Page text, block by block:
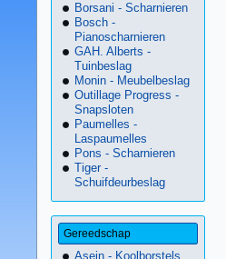
Borsani - Scharnieren
Bosch -
Pianoscharnieren
GAH. Alberts -
Tuinbeslag
Monin - Meubelbeslag
Outillage Progress -
Snapsloten
Paumelles -
Laspaumelles
Pons - Scharnieren
Tiger -
Schuifdeurbeslag
Gereedschap
Asein - Koolborstels